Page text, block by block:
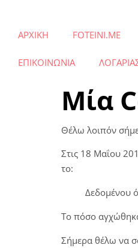
ΑΡΧΙΚΗ FOTEINI.ME
ΕΠΙΚΟΙΝΩΝΙΑ
Μία
Θέλω λοιπόν
Στις 18 Μαΐου
το:
Δεδομένου
Το πόσο αγχώθηκα
Σήμερα θέλω να